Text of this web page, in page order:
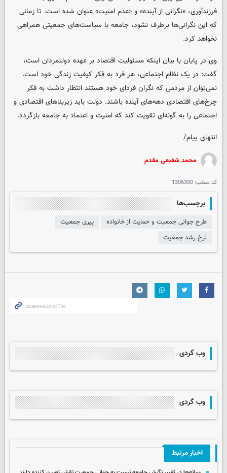
فرزندآوری، «نگرانی از آینده» و «عدم امنیت» عنوان شده است. تا زمانی
که این نگرانی‌ها برطرف نشود، جامعه با سیاست‌های جمعیتی همراهی
نخواهد کرد.
وی در پایان با بیان اینکه مسئولیت اقتصاد بر عهده دولتمردان است،
گفت: در یک نظام اجتماعی، هر فرد به فکر کیفیت زندگی خود است.
نمی‌توان از مردمی که نگران فردای خود هستند انتظار داشت به فکر
چرخ‌های اقتصادی دهه‌های آینده باشند. دولت باید زیربناهای اقتصادی و
اجتماعی را به گونه‌ای تقویت کند که امنیت و اعتماد به جامعه بازگردد.
انتهای پیام/
محمد شفیعی مقدم
کد مطلب: 1306300
برچسب‌ها
طرح جوانی جمعیت و حمایت از خانواده
پیری جمعیت
نرخ رشد جمعیت
وب گردی
وب گردی
اخبار مرتبط